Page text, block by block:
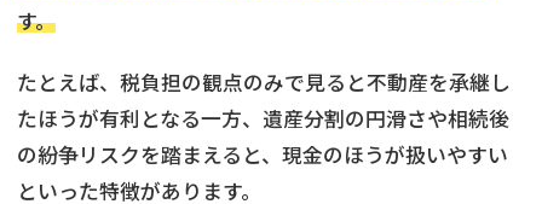
任意売却
アンケート調査
す。
たとえば、税負担の観点のみで見ると不動産を承継し
たほうが有利となる一方、遺産分割の円滑さや相続後
の紛争リスクを踏まえると、現金のほうが扱いやすい
といった特徴があります。